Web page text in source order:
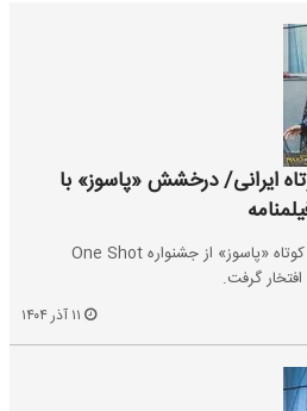
ایرانی/ درخشش «پاسوز» با
فاطمه صادقی برای بازی در فیلم کوتاه «پاسوز» از جشنواره One Shot